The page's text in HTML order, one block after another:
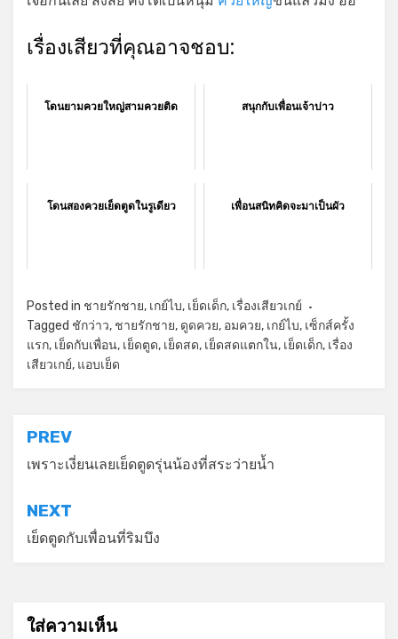
เรื่องเสียวที่คุณอาจชอบ:
โดนยามควยใหญ่สามควยติด สนุกกับเพื่อนเจ้าบ่าว
โดนสองควยเย็ดตูดในรูเดียว เพื่อนสนิทคิดจะมาเป็นผัว
Posted in ชายรักชาย, เกย์ไบ, เย็ดเด็ก, เรื่องเสียวเกย์
Tagged ชักว่าว, ชายรักชาย, ดูดควย, อมควย, เกย์ไบ, เซ็กส์ครั้ง
แรก, เย็ดกับเพื่อน, เย็ดตูด, เย็ดสด, เย็ดสดแตกใน, เย็ดเด็ก, เรื่อง
เสียวเกย์, แอบเย็ด
แนะแนว
เรื่อง
PREV
เพราะเงี่ยนเลยเย็ดตูดรุ่นน้องที่สระว่ายน้ำ
NEXT
เย็ดตูดกับเพื่อนที่ริมบึง
ใส่ความเห็น